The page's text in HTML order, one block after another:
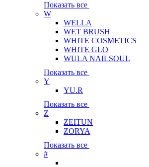
Показать все
W
WELLA
WET BRUSH
WHITE COSMETICS
WHITE GLO
WULA NAILSOUL
Показать все
Y
YU.R
Показать все
Z
ZEITUN
ZORYA
Показать все
#